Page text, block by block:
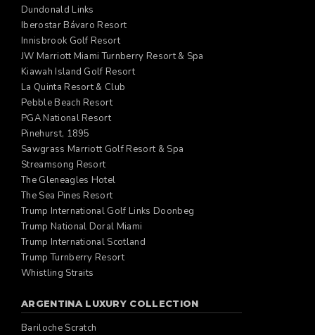
Dundonald Links
Iberostar Bávaro Resort
Innisbrook Golf Resort
JW Marriott Miami Turnberry Resort & Spa
Kiawah Island Golf Resort
La Quinta Resort & Club
Pebble Beach Resort
PGA National Resort
Pinehurst, 1895
Sawgrass Marriott Golf Resort & Spa
Streamsong Resort
The Gleneagles Hotel
The Sea Pines Resort
Trump International Golf Links Doonbeg
Trump National Doral Miami
Trump International Scotland
Trump Turnberry Resort
Whistling Straits
ARGENTINA LUXURY COLLECTION
Bariloche Scratch